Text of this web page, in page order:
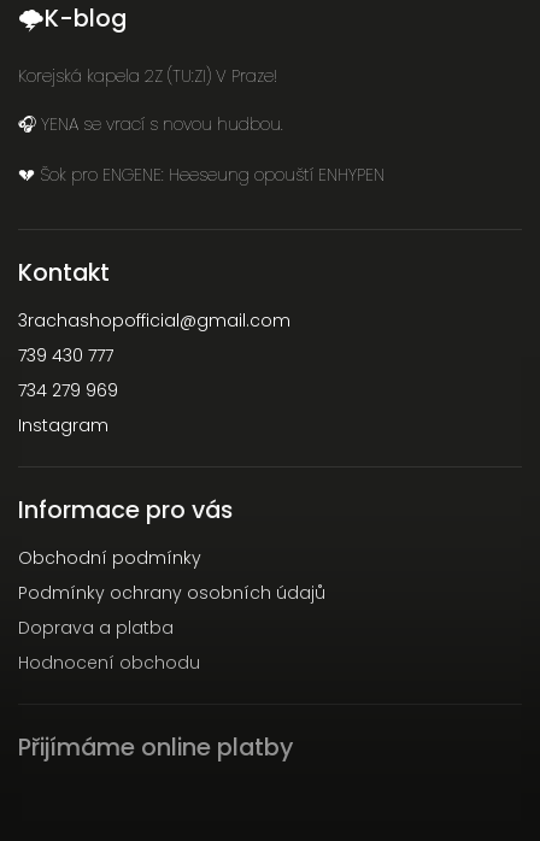
🌩K-blog
Korejská kapela 2Z (TU:ZI) V Praze!
🎧 YENA se vrací s novou hudbou.
💔 Šok pro ENGENE: Heeseung opouští ENHYPEN
Kontakt
3rachashopofficial@gmail.com
739 430 777
734 279 969
Instagram
Informace pro vás
Obchodní podmínky
Podmínky ochrany osobních údajů
Doprava a platba
Hodnocení obchodu
Přijímáme online platby